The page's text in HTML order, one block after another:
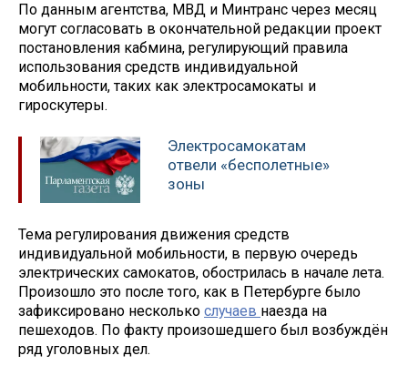
По данным агентства, МВД и Минтранс через месяц
могут согласовать в окончательной редакции проект
постановления кабмина, регулирующий правила
использования средств индивидуальной
мобильности, таких как электросамокаты и
гироскутеры.
Электросамокатам
отвели «бесполетные»
зоны
Тема регулирования движения средств
индивидуальной мобильности, в первую очередь
электрических самокатов, обострилась в начале лета.
Произошло это после того, как в Петербурге было
зафиксировано несколько случаев наезда на
пешеходов. По факту произошедшего был возбуждён
ряд уголовных дел.